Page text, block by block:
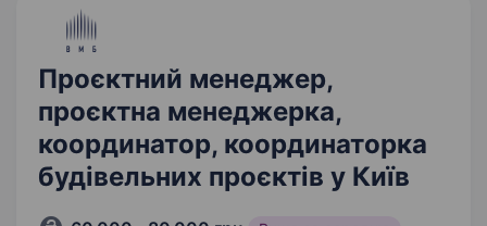
Проєктний менеджер,
проєктна менеджерка,
координатор, координаторка
будівельних проєктів у Київ